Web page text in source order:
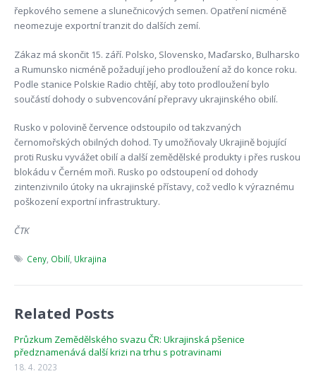
řepkového semene a slunečnicových semen. Opatření nicméně
neomezuje exportní tranzit do dalších zemí.
Zákaz má skončit 15. září. Polsko, Slovensko, Maďarsko, Bulharsko
a Rumunsko nicméně požadují jeho prodloužení až do konce roku.
Podle stanice Polskie Radio chtějí, aby toto prodloužení bylo
součástí dohody o subvencování přepravy ukrajinského obilí.
Rusko v polovině července odstoupilo od takzvaných
černomořských obilných dohod. Ty umožňovaly Ukrajině bojující
proti Rusku vyvážet obilí a další zemědělské produkty i přes ruskou
blokádu v Černém moři. Rusko po odstoupení od dohody
zintenzivnilo útoky na ukrajinské přístavy, což vedlo k výraznému
poškození exportní infrastruktury.
ČTK
Ceny, Obilí, Ukrajina
Related Posts
Průzkum Zemědělského svazu ČR: Ukrajinská pšenice
předznamenává další krizi na trhu s potravinami
18. 4. 2023